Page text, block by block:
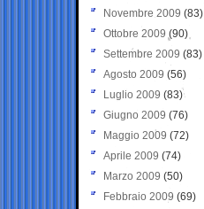
Novembre 2009 (83)
Ottobre 2009 (90)
Settembre 2009 (83)
Agosto 2009 (56)
Luglio 2009 (83)
Giugno 2009 (76)
Maggio 2009 (72)
Aprile 2009 (74)
Marzo 2009 (50)
Febbraio 2009 (69)